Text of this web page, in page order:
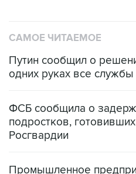
САМОЕ ЧИТАЕМОЕ
Путин сообщил о
одних руках все
ФСБ сообщила о
подростков,
Росгвардии
Промышленное